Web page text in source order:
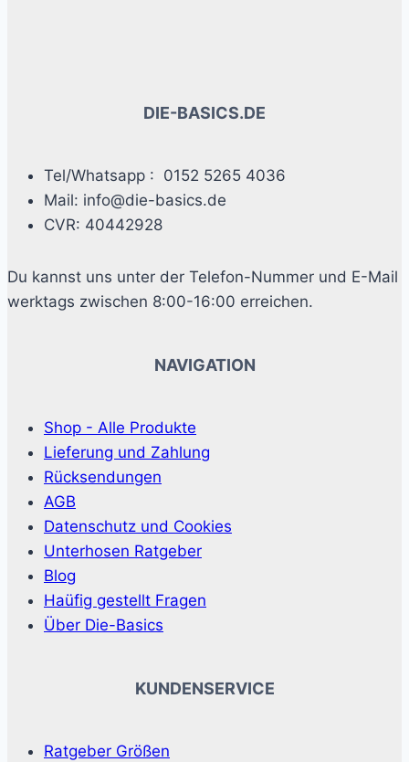
DIE-BASICS.DE
Tel/Whatsapp : 0152 5265 4036
Mail: info@die-basics.de
CVR: 40442928
Du kannst uns unter der Telefon-Nummer und E-Mail
werktags zwischen 8:00-16:00 erreichen.
NAVIGATION
Shop - Alle Produkte
Lieferung und Zahlung
Rücksendungen
AGB
Datenschutz und Cookies
Unterhosen Ratgeber
Blog
Haüfig gestellt Fragen
Über Die-Basics
KUNDENSERVICE
Ratgeber Größen